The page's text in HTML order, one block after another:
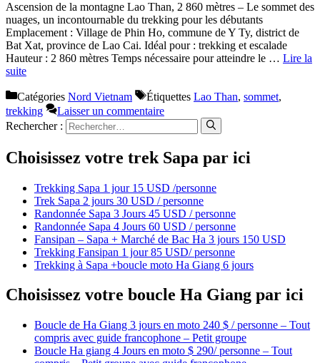
Ascension de la montagne Lao Than, 2 860 mètres – Le sommet des
nuages, un incontournable du trekking pour les débutants
Emplacement : Village de Phin Ho, commune de Y Ty, district de
Bat Xat, province de Lao Cai. Idéal pour : trekking et escalade
Hauteur : 2 860 mètres Temps nécessaire pour atteindre le … Lire la
suite
Catégories Nord Vietnam Étiquettes Lao Than, sommet,
trekking
Laisser un commentaire
Rechercher :
Choisissez votre trek Sapa par ici
Trekking Sapa 1 jour 15 USD /personne
Trek Sapa 2 jours 30 USD / personne
Randonnée Sapa 3 Jours 45 USD / personne
Randonnée Sapa 4 Jours 60 USD / personne
Fansipan – Sapa + Marché de Bac Ha 3 jours 150 USD
Trekking Fansipan 1 jour 85 USD/ personne
Trekking à Sapa +boucle moto Ha Giang 6 jours
Choisissez votre boucle Ha Giang par ici
Boucle de Ha Giang 3 jours en moto 240 $ / personne – Tout
compris avec guide francophone – Petit groupe
Boucle Ha giang 4 Jours en moto $ 290/ personne – Tout